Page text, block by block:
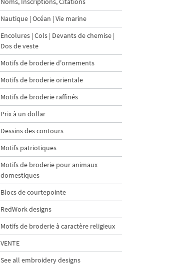
Nautique | Océan | Vie marine
Encolures | Cols | Devants de chemise |
Dos de veste
Motifs de broderie d'ornements
Motifs de broderie orientale
Motifs de broderie raffinés
Prix à un dollar
Dessins des contours
Motifs patriotiques
Motifs de broderie pour animaux
domestiques
Blocs de courtepointe
RedWork designs
Motifs de broderie à caractère religieux
VENTE
See all embroidery designs